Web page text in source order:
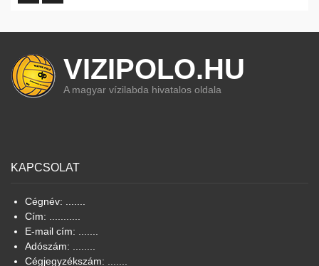
VIZIPOLO.HU
A magyar vízilabda hivatalos oldala
KAPCSOLAT
Cégnév: .......
Cím: ...........
E-mail cím: .......
Adószám: ........
Cégjegyzékszám: .......